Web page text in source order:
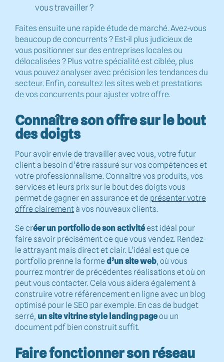
vous travailler ?
Faites ensuite une rapide étude de marché. Avez-vous
beaucoup de concurrents ? Est-il plus judicieux de
vous positionner sur des entreprises locales ou
délocalisées ? Plus votre spécialité est ciblée, plus
vous pouvez analyser avec précision les tendances du
secteur. Enfin, consultez les sites web et prestations
de vos concurrents pour ajuster votre offre.
Connaître son offre sur le bout
des doigts
Pour avoir envie de travailler avec vous, votre futur
client a besoin d’être rassuré sur vos compétences et
votre professionnalisme. Connaître vos produits, vos
services et leurs prix sur le bout des doigts vous
permet de gagner en assurance et de présenter votre
offre clairement à vos nouveaux clients.
Se créer un portfolio de son activitéest idéal pour
faire savoir précisément ce que vous vendez. Rendez-
le attrayant mais direct et clair. L’idéal est que ce
portfolio prenne la forme d’un site web, où vous
pourrez montrer de précédentes réalisations et où on
peut vous contacter. Cela vous aidera également à
construire votre référencement en ligne avec un blog
optimisé pour le SEO par exemple. En cas de budget
serré, un site vitrine style landing pageou un
document pdf bien construit suffit.
Faire fonctionner son réseau